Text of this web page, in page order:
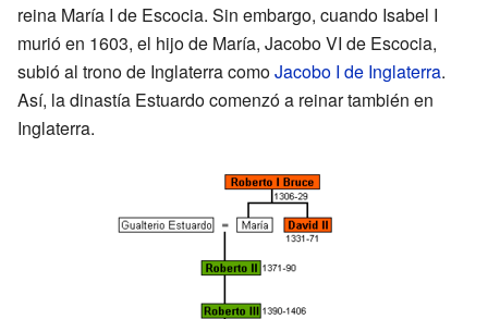
reina María I de Escocia. Sin embargo, cuando Isabel I
murió en 1603, el hijo de María, Jacobo VI de Escocia,
subió al trono de Inglaterra comoJacobo I de Inglaterra.
Así, la dinastía Estuardo comenzó a reinar también en
Inglaterra.